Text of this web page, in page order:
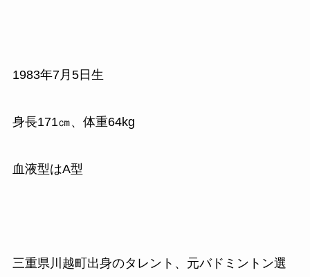
1983年7月 5日生
身長171㎝、体重64kg
血液型はA型
三重県川越町出身のタレント、元バドミントン選